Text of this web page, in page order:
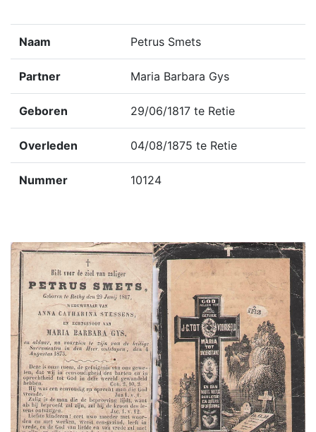
Naam Petrus Smets
Partner Maria Barbara Gys
Geboren 29/06/1817 te Retie
Overleden 04/08/1875 te Retie
Nummer 10124